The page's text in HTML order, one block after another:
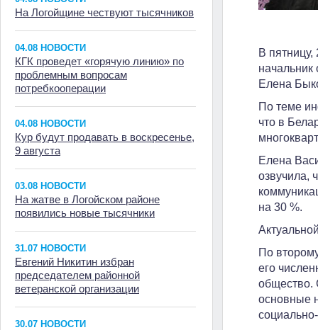
На Логойщине чествуют тысячников
04.08 НОВОСТИ
КГК проведет «горячую линию» по
проблемным вопросам
потребкооперации
04.08 НОВОСТИ
Кур будут продавать в воскресенье,
9 августа
03.08 НОВОСТИ
На жатве в Логойском районе
появились новые тысячники
31.07 НОВОСТИ
Евгений Никитин избран
председателем районной
ветеранской организации
30.07 НОВОСТИ
В
начальник
Елена
По теме
что в
Елена
озвучила,
на 30 %.
По
его
общество.
основные